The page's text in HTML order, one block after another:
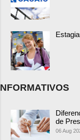
NFORMATIVOS
de
06 Aug